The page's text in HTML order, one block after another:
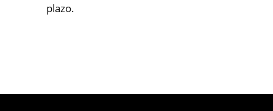
plazo.